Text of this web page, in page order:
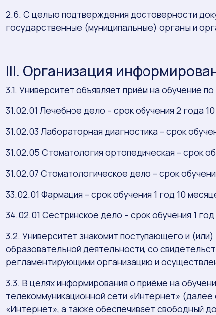
2.6. С целью подтверждения достоверности
государственные (муниципальные) органы и
III. Организация
3.1. Университет объявляет приём на обучение
31.02.01 Лечебное дело – срок обучения 2 года
31.02.03 Лабораторная диагностика – срок
31.02.05 Стоматология ортопедическая – срок
31.02.07 Стоматологическое дело – срок
33.02.01 Фармация – срок обучения 1 год 10
34.02.01 Сестринское дело – срок обучения 1
3.2. Университет знакомит поступающего и
образовательной деятельности, со
регламентирующими организацию и
3.3. В целях информирования о приёме на
телекоммуникационной сети «Интернет»
«Интернет», а также обеспечивает свободный